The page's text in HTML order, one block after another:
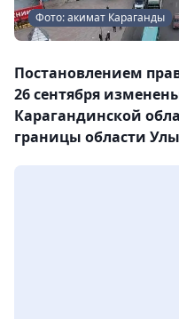
Фото: акимат Караганды
Постановлением
26 сентября
Карагандинской
границы области